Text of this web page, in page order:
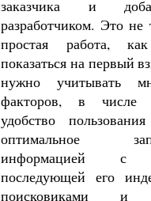
заказчика и
разработчиком. Это не
простая работа,
показаться на первый
нужно учитывать
факторов, в числе
удобство
оптимальное
информацией с
последующей его
поисковиками и